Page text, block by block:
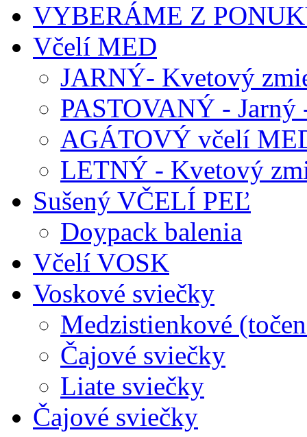
VYBERÁME Z
Včelí MED
JARNÝ- Kvetový
PASTOVANÝ -
AGÁTOVÝ včelí
LETNÝ - Kvetový
Sušený VČELÍ PEĽ
Doypack balenia
Včelí VOSK
Voskové sviečky
Medzistienkové
Čajové sviečky
Liate sviečky
Čajové sviečky